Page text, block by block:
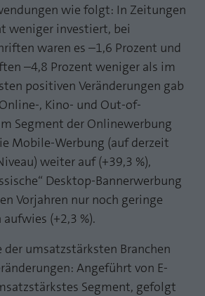
wie folgt: In Zeitungen
weniger investiert, bei
waren es –1,6 Prozent und
–4,8 Prozent weniger als im
positiven Veränderungen gab
, Kino- und Out-of-
Segment der Onlinewerbung
Mobile-Werbung (auf derzeit
weiter auf (+39,3 %),
Desktop-Bannerwerbung
Vorjahren nur noch geringe
(+2,3 %).
der umsatzstärksten Branchen
Angeführt von E-
Segment, gefolgt